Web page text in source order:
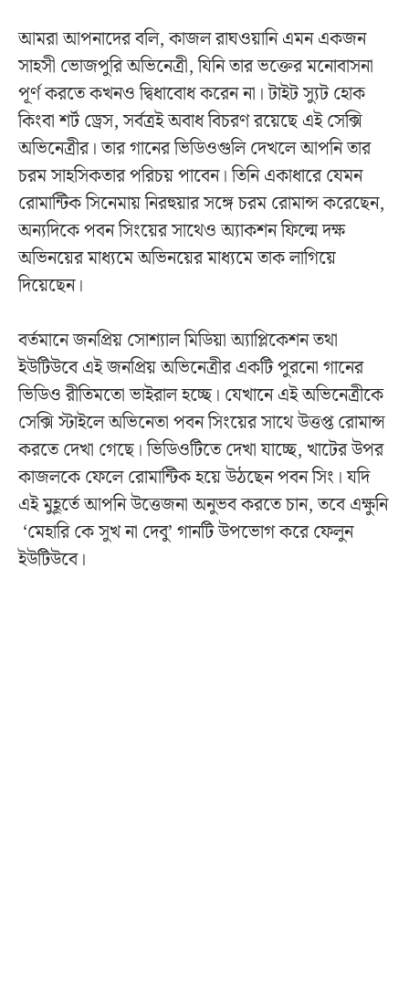
আমরা আপনাদের বলি, কাজল রাঘওয়ানি এমন একজন
সাহসী ভোজপুরি অভিনেত্রী, যিনি তার ভক্তের মনোবাসনা
পূর্ণ করতে কখনও দ্বিধাবোধ করেন না। টাইট স্যুট হোক
কিংবা শর্ট ড্রেস, সর্বত্রই অবাধ বিচরণ রয়েছে এই সেক্সি
অভিনেত্রীর। তার গানের ভিডিওগুলি দেখলে আপনি তার
চরম সাহসিকতার পরিচয় পাবেন। তিনি একাধারে যেমন
রোমান্টিক সিনেমায় নিরহুয়ার সঙ্গে চরম রোমান্স করেছেন,
অন্যদিকে পবন সিংয়ের সাথেও অ্যাকশন ফিল্মে দক্ষ
অভিনয়ের মাধ্যমে অভিনয়ের মাধ্যমে তাক লাগিয়ে
দিয়েছেন।
বর্তমানে জনপ্রিয় সোশ্যাল মিডিয়া অ্যাপ্লিকেশন তথা
ইউটিউবে এই জনপ্রিয় অভিনেত্রীর একটি পুরনো গানের
ভিডিও রীতিমতো ভাইরাল হচ্ছে। যেখানে এই অভিনেত্রীকে
সেক্সি স্টাইলে অভিনেতা পবন সিংয়ের সাথে উত্তপ্ত রোমান্স
করতে দেখা গেছে। ভিডিওটিতে দেখা যাচ্ছে, খাটের উপর
কাজলকে ফেলে রোমান্টিক হয়ে উঠছেন পবন সিং। যদি
এই মুহূর্তে আপনি উত্তেজনা অনুভব করতে চান, তবে এক্ষুনি
‘মেহারি কে সুখ না দেবু’ গানটি উপভোগ করে ফেলুন
ইউটিউবে।